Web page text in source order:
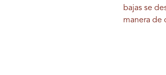
bajas se
manera de